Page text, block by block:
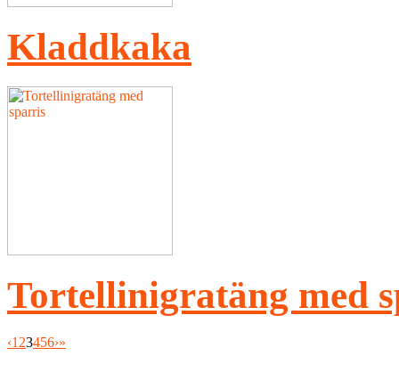
Kladdkaka
Tortellinigratäng med
‹1 23456›»